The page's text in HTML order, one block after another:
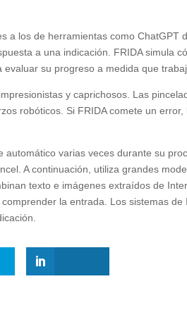
a los de herramientas como ChatGPT
a una indicación. FRIDA simula
su progreso a medida que
y caprichosos. Las
robóticos. Si FRIDA comete un
automático varias veces durante su
A continuación, utiliza grandes
texto e imágenes extraídos de
la entrada. Los sistemas